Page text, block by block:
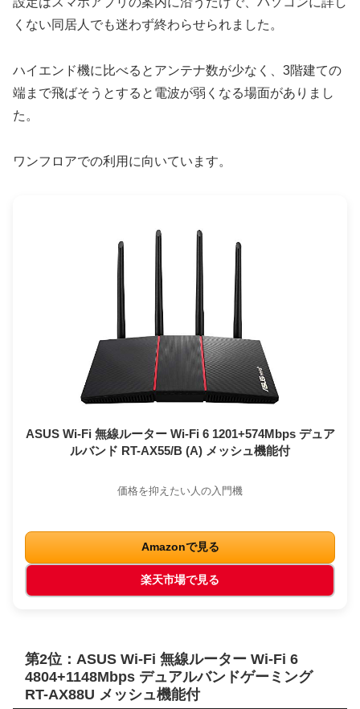
くない同居人でも迷わず終わらせられました。
ハイエンド機に比べるとアンテナ数が少なく、3階建ての
端まで飛ばそうとすると電波が弱くなる場面がありまし
た。
ワンフロアでの利用に向いています。
ASUS Wi-Fi 無線ルーター Wi-Fi 6 1201+574Mbps デュア
ルバンド RT-AX55/B (A) メッシュ機能付
価格を抑えたい人の入門機
Amazonで見る
楽天市場で見る
第2位：ASUS Wi-Fi 無線ルーター Wi-Fi 6
4804+1148Mbps デュアルバンドゲーミング
RT-AX88U メッシュ機能付